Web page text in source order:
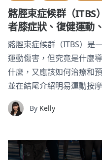
髂脛束症候群（ITBS
者膝症狀、復健運動
髂脛束症候群（ITBS）是
運動傷害，但究竟是什麼
什麼，又應該如何治療和
並在結尾介紹明易運動按
By Kelly